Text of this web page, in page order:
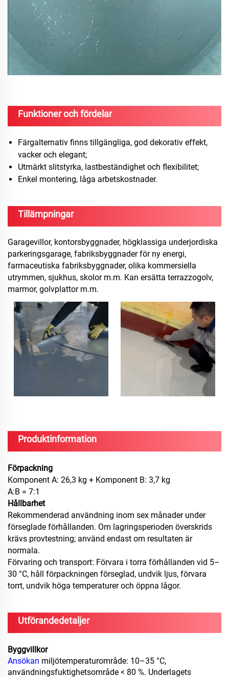
Funktioner och fördelar
Färgalternativ finns tillgängliga, god dekorativ effekt,
vacker och elegant;
Utmärkt slitstyrka, lastbeständighet och flexibilitet;
Enkel montering, låga arbetskostnader.
Tillämpningar
Garagevillor, kontorsbyggnader, högklassiga underjordiska
parkeringsgarage, fabriksbyggnader för ny energi,
farmaceutiska fabriksbyggnader, olika kommersiella
utrymmen, sjukhus, skolor m.m. Kan ersätta terrazzogolv,
marmor, golvplattor m.m.
Produktinformation
Förpackning
Komponent A: 26,3 kg + Komponent B: 3,7 kg
A:B = 7:1
Hållbarhet
Rekommenderad användning inom sex månader under
förseglade förhållanden. Om lagringsperioden överskrids
krävs provtestning; använd endast om resultaten är
normala.
Förvaring och transport: Förvara i torra förhållanden vid 5–
30 °C, håll förpackningen förseglad, undvik ljus, förvara
torrt, undvik höga temperaturer och öppna lågor.
Utförandedetaljer
Byggvillkor
Ansökan miljötemperaturområde: 10–35 °C,
användningsfuktighetsområde < 80 %. Underlagets